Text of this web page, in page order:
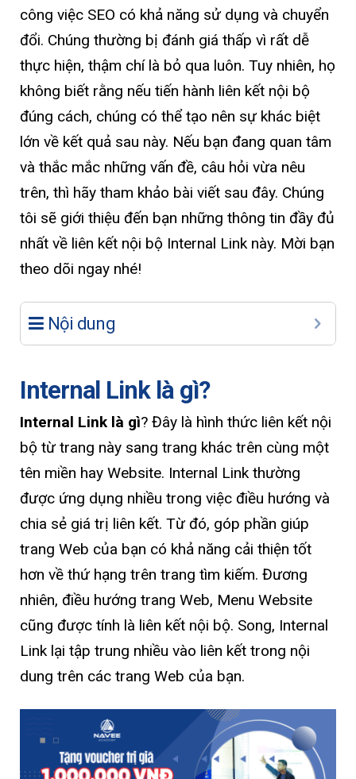
công việc SEO có khả năng sử dụng và chuyển
đổi. Chúng thường bị đánh giá thấp vì rất dễ
thực hiện, thậm chí là bỏ qua luôn. Tuy nhiên, họ
không biết rằng nếu tiến hành liên kết nội bộ
đúng cách, chúng có thể tạo nên sự khác biệt
lớn về kết quả sau này. Nếu bạn đang quan tâm
và thắc mắc những vấn đề, câu hỏi vừa nêu
trên, thì hãy tham khảo bài viết sau đây. Chúng
tôi sẽ giới thiệu đến bạn những thông tin đầy đủ
nhất về liên kết nội bộ Internal Link này. Mời bạn
theo dõi ngay nhé!
Nội dung
Internal Link là gì?
Internal Link là gì? Đây là hình thức liên kết nội
bộ từ trang này sang trang khác trên cùng một
tên miền hay Website. Internal Link thường
được ứng dụng nhiều trong việc điều hướng và
chia sẻ giá trị liên kết. Từ đó, góp phần giúp
trang Web của bạn có khả năng cải thiện tốt
hơn về thứ hạng trên trang tìm kiếm. Đương
nhiên, điều hướng trang Web, Menu Website
cũng được tính là liên kết nội bộ. Song, Internal
Link lại tập trung nhiều vào liên kết trong nội
dung trên các trang Web của bạn.